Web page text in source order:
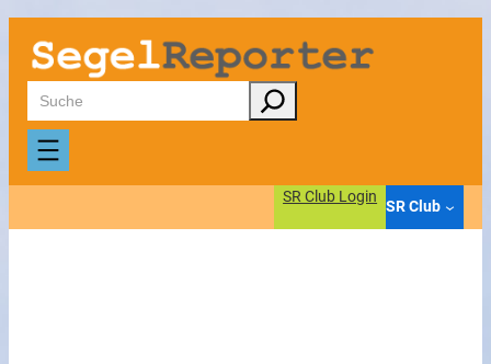
Zum
Inhalt
springen
Suchen
SR Club Login
SR Club